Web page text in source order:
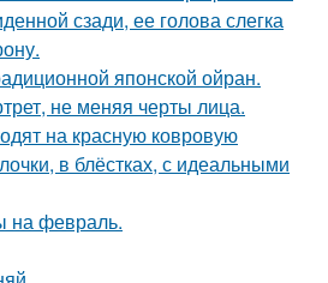
сзади, ее голова слегка
японской ойран.
не меняя черты лица.
на красную ковровую
в блёстках, с идеальными
на февраль.